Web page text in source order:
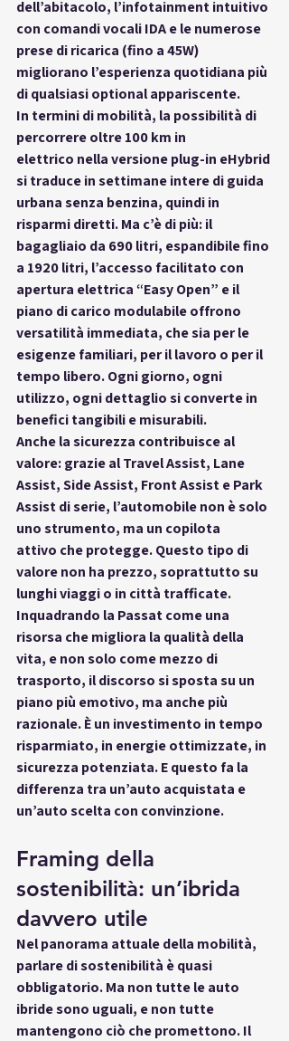
dell’abitacolo, l’infotainment intuitivo
con comandi vocali IDA e le numerose
prese di ricarica (fino a 45W)
migliorano l’esperienza quotidiana più
di qualsiasi optional appariscente.
In termini di mobilità, la possibilità di
percorrere oltre 100 km in
elettrico nella versione plug-in eHybrid
si traduce in settimane intere di guida
urbana senza benzina, quindi in
risparmi diretti. Ma c’è di più: il
bagagliaio da 690 litri, espandibile fino
a 1920 litri, l’accesso facilitato con
apertura elettrica “Easy Open” e il
piano di carico modulabile offrono
versatilità immediata, che sia per le
esigenze familiari, per il lavoro o per il
tempo libero. Ogni giorno, ogni
utilizzo, ogni dettaglio si converte in
benefici tangibili e misurabili.
Anche la sicurezza contribuisce al
valore: grazie al Travel Assist, Lane
Assist, Side Assist, Front Assist e Park
Assist di serie, l’automobile non è solo
uno strumento, ma un copilota
attivo che protegge. Questo tipo di
valore non ha prezzo, soprattutto su
lunghi viaggi o in città trafficate.
Inquadrando la Passat come una
risorsa che migliora la qualità della
vita, e non solo come mezzo di
trasporto, il discorso si sposta su un
piano più emotivo, ma anche più
razionale. È un investimento in tempo
risparmiato, in energie ottimizzate, in
sicurezza potenziata. E questo fa la
differenza tra un’auto acquistata e
un’auto scelta con convinzione.
Framing della
sostenibilità: un’ibrida
davvero utile
Nel panorama attuale della mobilità,
parlare di sostenibilità è quasi
obbligatorio. Ma non tutte le auto
ibride sono uguali, e non tutte
mantengono ciò che promettono. Il